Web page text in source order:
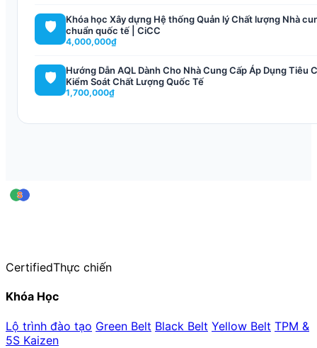
🛡️
Khóa học Xây dựng Hệ thống Quản lý Chất lượng Nhà
chuẩn quốc tế | CiCC
4,000,000₫
🛡️
Hướng Dẫn AQL Dành Cho Nhà Cung Cấp Áp Dụng Tiêu
Kiểm Soát Chất Lượng Quốc Tế
1,700,000₫
CertifiedThực chiến
Khóa Học
Lộ trình đào tạo Green Belt Black Belt Yellow Belt TPM &
5S Kaizen